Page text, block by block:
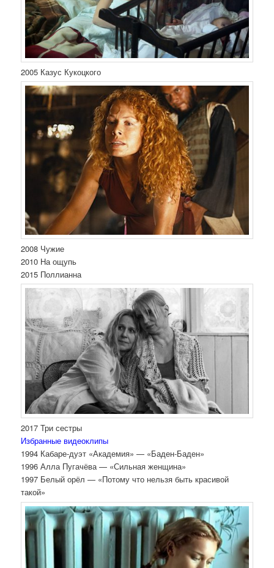
2005 Казус Кукоцкого
2008 Чужие
2010 На ощупь
2015 Поллианна
2017 Три сестры
Избранные видеоклипы
1994 Кабаре-дуэт «Академия» — «Баден-Баден»
1996 Алла Пугачёва — «Сильная женщина»
1997 Белый орёл — «Потому что нельзя быть красивой
такой»